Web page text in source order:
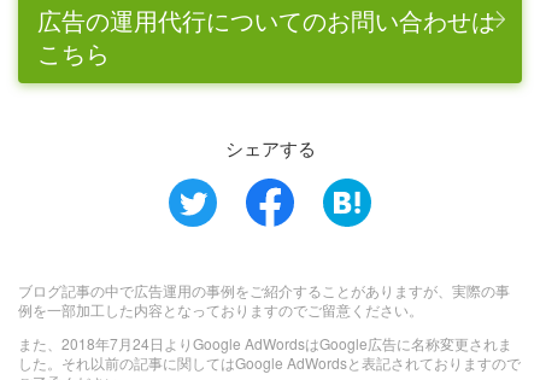
広告の運用代行についてのお問い合わせは
こちら
シェアする
ブログ記事の中で広告運用の事例をご紹介することがありますが、実際の事
例を一部加工した内容となっておりますのでご留意ください。
また、2018年7月24日よりGoogle AdWordsはGoogle広告に名称変更されま
した。それ以前の記事に関してはGoogle AdWordsと表記されておりますので